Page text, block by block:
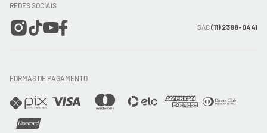
Wishlist
Entrega e Frete
Trocas e Devoluções
Direito de Arrependimento
Política de Privacidade
REDES SOCIAIS
SAC(11) 2388-0441
FORMAS DE PAGAMENTO